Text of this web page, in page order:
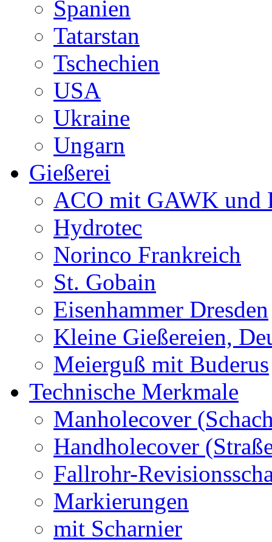
Spanien
Tatarstan
Tschechien
USA
Ukraine
Ungarn
Gießerei
ACO mit GAWK und
Hydrotec
Norinco Frankreich
St. Gobain
Eisenhammer Dresden
Kleine Gießereien,
Meierguß mit Buderus
Technische Merkmale
Manholecover
Handholecover
Fallrohr-
Markierungen
mit Scharnier